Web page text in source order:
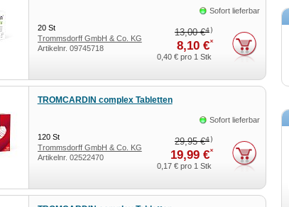
20 St
Trommsdorff GmbH & Co. KG
Artikelnr. 09745718
Sofort lieferbar
13,00 €4)
8,10 €*
0,40 € pro 1 Stk
TROMCARDIN complex Tabletten
120 St
Trommsdorff GmbH & Co. KG
Artikelnr. 02522470
Sofort lieferbar
29,95 €4)
19,99 €*
0,17 € pro 1 Stk